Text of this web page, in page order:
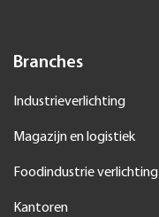
Branches
Industrieverlichting
Magazijn en logistiek
Foodindustrie verlichting
Kantoren